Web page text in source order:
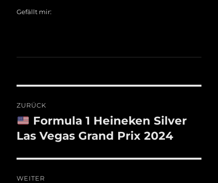
Gefällt mir:
ZURÜCK
Vorheriger
Beitrag:
Formula 1 Heineken Silver
Las Vegas Grand Prix 2024
WEITER